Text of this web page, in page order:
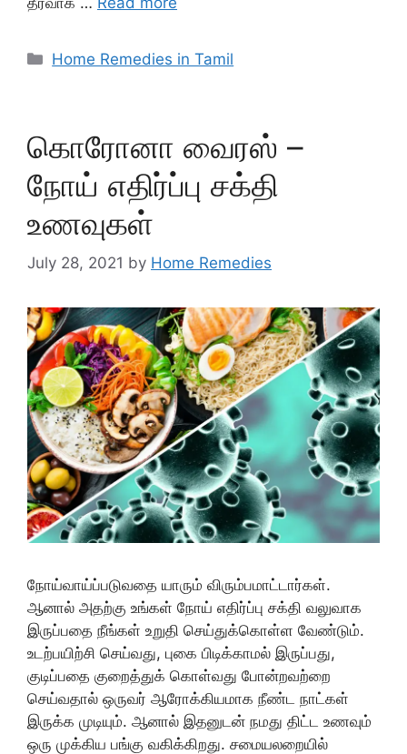
Categories
Home Remedies in Tamil
கொரோனா வைரஸ் –
நோய் எதிர்ப்பு சக்தி
உணவுகள்
July 28, 2021 by Home Remedies
நோய்வாய்ப்படுவதை யாரும் விரும்பமாட்டார்கள்.
ஆனால் அதற்கு உங்கள் நோய் எதிர்ப்பு சக்தி வலுவாக
இருப்பதை நீங்கள் உறுதி செய்துக்கொள்ள வேண்டும்.
உடற்பயிற்சி செய்வது, புகை பிடிக்காமல் இருப்பது,
குடிப்பதை குறைத்துக் கொள்வது போன்றவற்றை
செய்வதால் ஒருவர் ஆரோக்கியமாக நீண்ட நாட்கள்
இருக்க முடியும். ஆனால் இதனுடன் நமது திட்ட உணவும்
ஒரு முக்கிய பங்கு வகிக்கிறது. சமையலறையில்